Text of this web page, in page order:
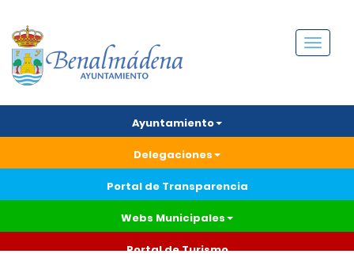
Menú
Ayuntamiento
Delegaciones
Portal de Transparencia
Webs Municipales
Portal de Turismo